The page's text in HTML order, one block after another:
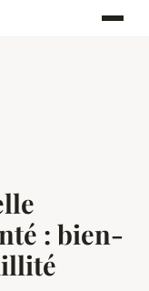
: bien-